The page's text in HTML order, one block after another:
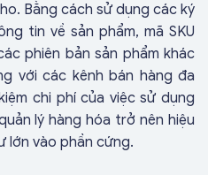
Bằng cách sử dụng các ký
tin về sản phẩm, mã SKU
phiên bản sản phẩm khác
với các kênh bán hàng đa
chi phí của việc sử dụng
lý hàng hóa trở nên hiệu
lớn vào phần cứng.